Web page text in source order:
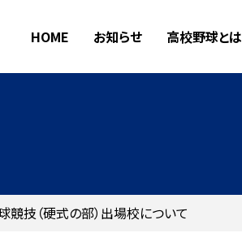
HOME お知らせ 高校野球とは
技（硬式の部）出場校について